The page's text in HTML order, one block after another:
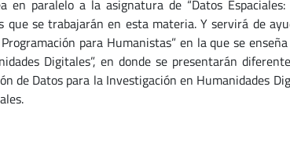
en paralelo a la asignatura de “Datos
que se trabajarán en esta materia. Y servirá de
para Humanistas” en la que se
Digitales”, en donde se presentarán
de Datos para la Investigación en Humanidades